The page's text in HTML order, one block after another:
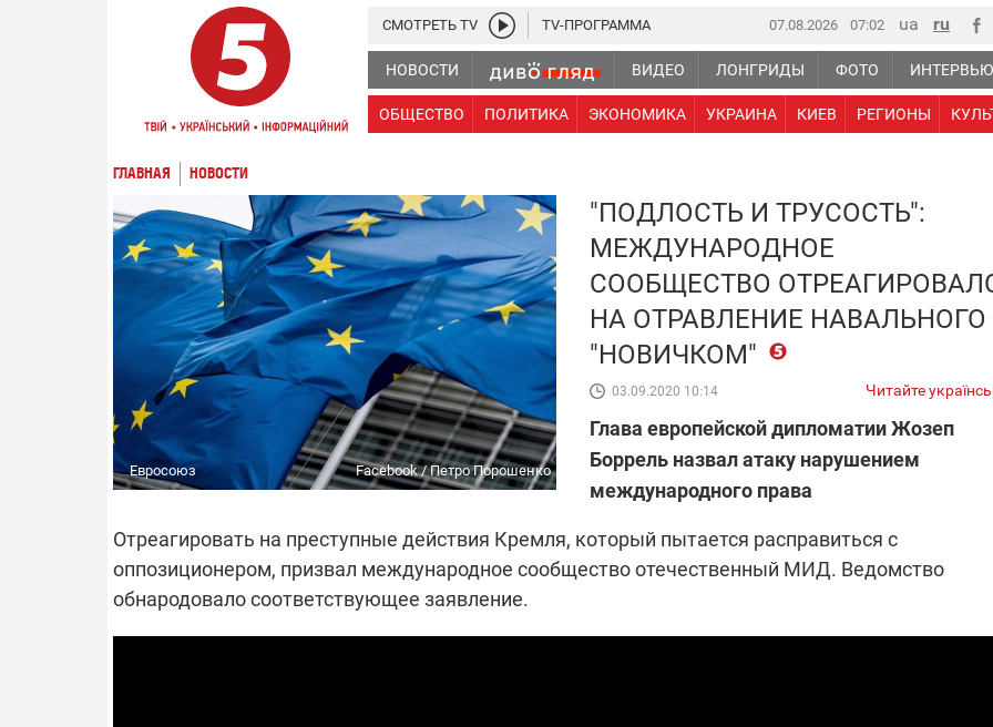
07.08.2026 07:02
НОВОСТИ ВИДЕО ЛОНГРИДЫ ФОТО ИНТЕРВЬЮ
ОБЩЕСТВО ПОЛИТИКА ЭКОНОМИКА УКРАИНА КИЕВ РЕГИОНЫ
СМОТРЕТЬ TV TV-ПРОГРАММА
ГЛАВНАЯ НОВОСТИ
Евросоюз Facebook / Петро Порошенко
"ПОДЛОСТЬ И ТРУСОСТЬ":
МЕЖДУНАРОДНОЕ
СООБЩЕСТВО
НА ОТРАВЛЕНИЕ НАВАЛЬНОГО
"НОВИЧКОМ"
03.09.2020 10:14 Читайте
Глава европейской дипломатии Жозеп
Боррель назвал атаку нарушением
международного права
Отреагировать на преступные действия Кремля, который пытается расправиться с
оппозиционером, призвал международное сообщество отечественный МИД. Ведомство
обнародовало соответствующее заявление.ОТКЛЮЧЕНИЕ СВЕТА В УКРАИНЕ
"ПЛЕНКИ МИНДИЧА": ДЕЛО О